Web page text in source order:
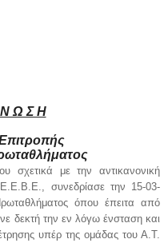
Ω Σ Η
σχετικά με την αντικανονική
συνεδρίασε την 15-03-
όπου έπειτα από
δεκτή την εν λόγω ένσταση και
υπέρ της ομάδας του Α.Τ.